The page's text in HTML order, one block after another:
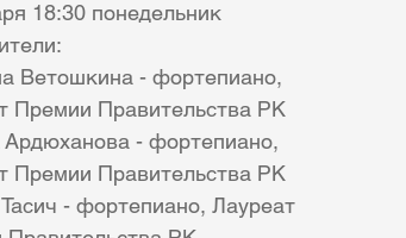
18:30 понедельник
Ветошкина - фортепиано,
Премии Правительства РК
Ардюханова - фортепиано,
Премии Правительства РК
- фортепиано, Лауреат